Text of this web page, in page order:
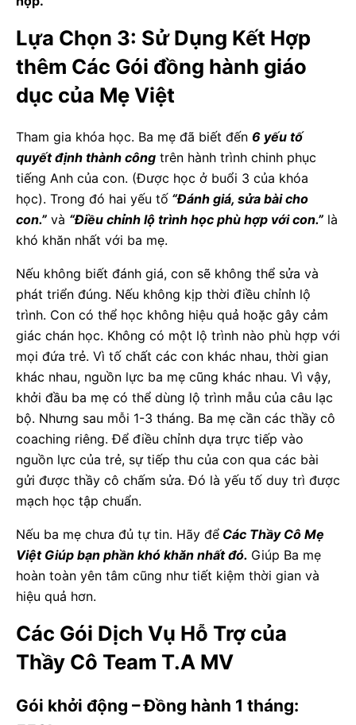
Lựa Chọn 3: Sử Dụng Kết Hợp
thêm Các Gói đồng hành giáo
dục của Mẹ Việt
Tham gia khóa học. Ba mẹ đã biết đến 6 yếu tố
quyết định thành công trên hành trình chinh phục
tiếng Anh của con. (Được học ở buổi 3 của khóa
học). Trong đó hai yếu tố “Đánh giá, sửa bài cho
con.” và “Điều chỉnh lộ trình học phù hợp với con.” là
khó khăn nhất với ba mẹ.
Nếu không biết đánh giá, con sẽ không thể sửa và
phát triển đúng. Nếu không kịp thời điều chỉnh lộ
trình. Con có thể học không hiệu quả hoặc gây cảm
giác chán học. Không có một lộ trình nào phù hợp với
mọi đứa trẻ. Vì tố chất các con khác nhau, thời gian
khác nhau, nguồn lực ba mẹ cũng khác nhau. Vì vậy,
khởi đầu ba mẹ có thể dùng lộ trình mẫu của câu lạc
bộ. Nhưng sau mỗi 1-3 tháng. Ba mẹ cần các thầy cô
coaching riêng. Để điều chỉnh dựa trực tiếp vào
nguồn lực của trẻ, sự tiếp thu của con qua các bài
gửi được thầy cô chấm sửa. Đó là yếu tố duy trì được
mạch học tập chuẩn.
Nếu ba mẹ chưa đủ tự tin. Hãy để Các Thầy Cô Mẹ
Việt Giúp bạn phần khó khăn nhất đó. Giúp Ba mẹ
hoàn toàn yên tâm cũng như tiết kiệm thời gian và
hiệu quả hơn.
Các Gói Dịch Vụ Hỗ Trợ của
Thầy Cô Team T.A MV
Gói khởi động – Đồng hành 1 tháng: